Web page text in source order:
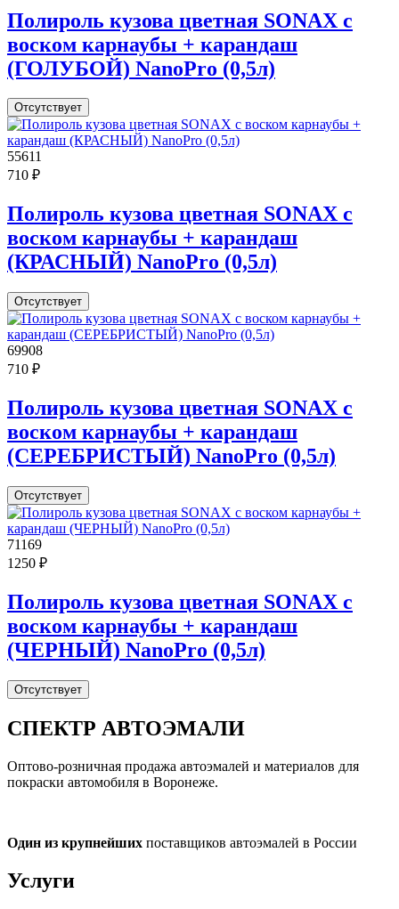
Полироль кузова цветная SONAX с
воском карнаубы + карандаш
(ГОЛУБОЙ) NanoPro (0,5л)
Отсутствует
55611
710 ₽
Полироль кузова цветная SONAX с
воском карнаубы + карандаш
(КРАСНЫЙ) NanoPro (0,5л)
Отсутствует
69908
710 ₽
Полироль кузова цветная SONAX с
воском карнаубы + карандаш
(СЕРЕБРИСТЫЙ) NanoPro (0,5л)
Отсутствует
71169
1250 ₽
Полироль кузова цветная SONAX с
воском карнаубы + карандаш
(ЧЕРНЫЙ) NanoPro (0,5л)
Отсутствует
СПЕКТР АВТОЭМАЛИ
Оптово-розничная продажа автоэмалей и материалов для
покраски автомобиля в Воронеже.
Один из крупнейших поставщиков автоэмалей в России
Услуги